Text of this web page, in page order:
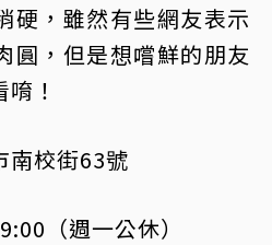
硬，雖然有些網友表示
圓，但是想嚐鮮的朋友
！
南校街63號
（週一公休）